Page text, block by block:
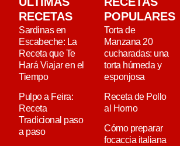
RECETAS
Sardinas en
Escabeche: La
Receta que Te
Hará Viajar en el
Tiempo
Pulpo a Feira:
Receta
Tradicional paso
a paso
POPULARES
Torta de
Manzana 20
cucharadas: una
torta húmeda y
esponjosa
Receta de Pollo
al Horno
Cómo preparar
focaccia italiana